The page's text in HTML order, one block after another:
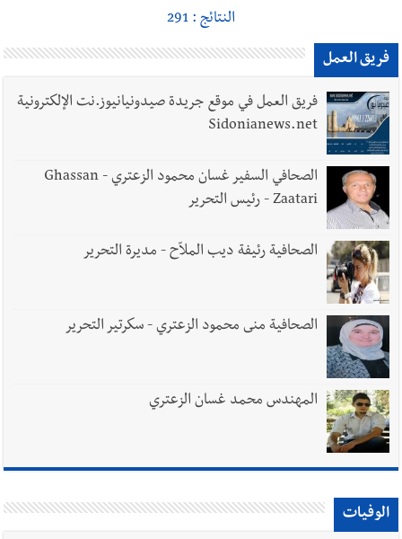
النتائج : 291
فريق العمل
فريق العمل في موقع جريدة صيدونيانيوز.نت الإلكترونية
Sidonianews.net
الصحافي السفير غسان محمود الزعتري - Ghassan
Zaatari - رئيس التحرير
الصحافية رئيفة ديب الملاّح - مديرة التحرير
الصحافية منى محمود الزعتري - سكرتير التحرير
المهندس محمد غسان الزعتري
الوفيات